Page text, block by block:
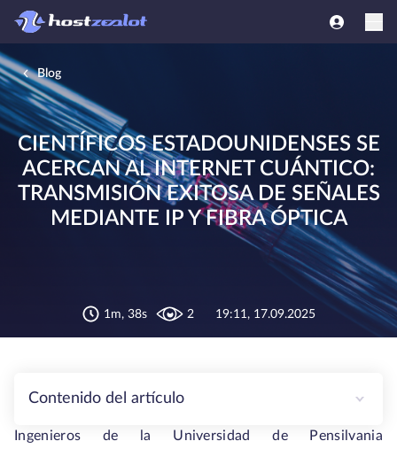
Blog
CIENTÍFICOS ESTADOUNIDENSES SE
ACERCAN AL INTERNET CUÁNTICO:
TRANSMISIÓN EXITOSA DE SEÑALES
MEDIANTE IP Y FIBRA ÓPTICA
1m, 38s 2 19:11, 17.09.2025
Contenido del artículo
Ingenieros de la Universidad de Pensilvania